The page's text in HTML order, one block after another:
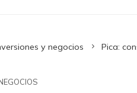
y negocios Pica: